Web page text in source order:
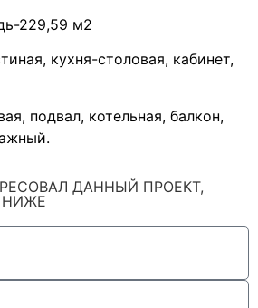
229,59 м2
кухня-столовая, кабинет,
подвал, котельная, балкон,
ДАННЫЙ ПРОЕКТ,
НИЖЕ